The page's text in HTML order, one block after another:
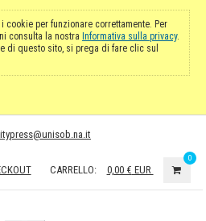
cookie per funzionare correttamente. Per
consulta la nostra Informativa sulla privacy.
di questo sito, si prega di fare clic sul
CARRELLO: 0,00 € EUR
0